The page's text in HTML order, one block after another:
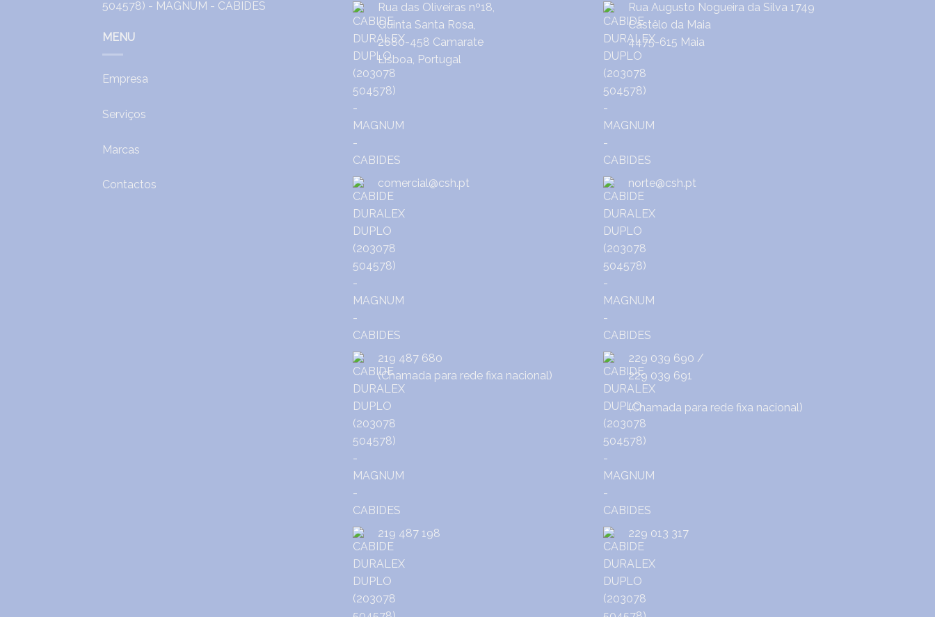
MENU
Empresa
Serviços
Marcas
Contactos
Rua das Oliveiras nº18,
Quinta Santa Rosa,
2680-458 Camarate
Lisboa, Portugal
comercial@csh.pt
219 487 680
(Chamada para rede fixa nacional)
219 487 198
Rua Augusto Nogueira da Silva 1749
Castêlo da Maia
4475-615 Maia
norte@csh.pt
229 039 690 /
229 039 691
(Chamada para rede fixa nacional)
229 013 317